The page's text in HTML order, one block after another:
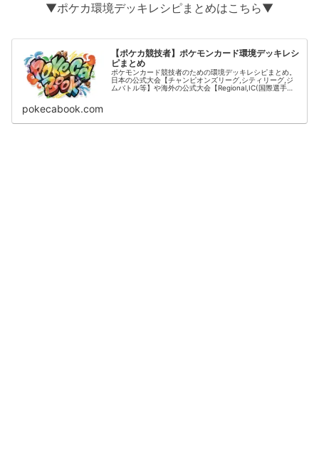
▼ポケカ環境デッキレシピまとめはこちら▼
【ポケカ競技者】ポケモンカード環境デッキレシ
ピまとめ
ポケモンカード競技者のための環境デッキレシピまとめ。
日本の公式大会【チャンピオンズリーグ,シティリーグ,ジ
ムバトル等】や海外の公式大会【Regional,IC(国際選手
pokecabook.com